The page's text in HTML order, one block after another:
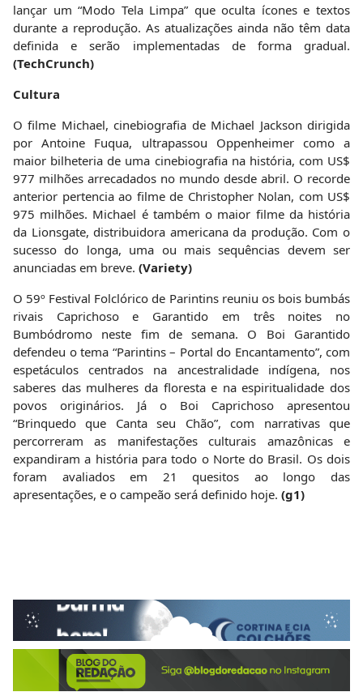
lançar um “Modo Tela Limpa” que oculta ícones e textos
durante a reprodução. As atualizações ainda não têm data
definida e serão implementadas de forma gradual.
(TechCrunch)
Cultura
O filme Michael, cinebiografia de Michael Jackson dirigida
por Antoine Fuqua, ultrapassou Oppenheimer como a
maior bilheteria de uma cinebiografia na história, com US$
977 milhões arrecadados no mundo desde abril. O recorde
anterior pertencia ao filme de Christopher Nolan, com US$
975 milhões. Michael é também o maior filme da história
da Lionsgate, distribuidora americana da produção. Com o
sucesso do longa, uma ou mais sequências devem ser
anunciadas em breve. (Variety)
O 59º Festival Folclórico de Parintins reuniu os bois bumbás
rivais Caprichoso e Garantido em três noites no
Bumbódromo neste fim de semana. O Boi Garantido
defendeu o tema “Parintins – Portal do Encantamento”, com
espetáculos centrados na ancestralidade indígena, nos
saberes das mulheres da floresta e na espiritualidade dos
povos originários. Já o Boi Caprichoso apresentou
“Brinquedo que Canta seu Chão”, com narrativas que
percorreram as manifestações culturais amazônicas e
expandiram a história para todo o Norte do Brasil. Os dois
foram avaliados em 21 quesitos ao longo das
apresentações, e o campeão será definido hoje. (g1)